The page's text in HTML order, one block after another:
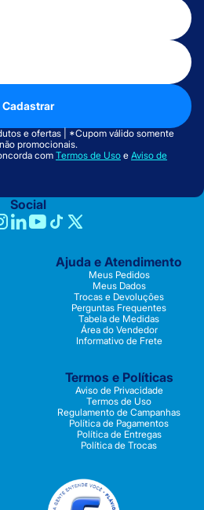
Cadastrar
e ofertas | *Cupom válido somente
promocionais.
com Termos de Uso e Aviso de
Social
Ajuda e Atendimento
Meus Pedidos
Meus Dados
Trocas e Devoluções
Perguntas Frequentes
Tabela de Medidas
Área do Vendedor
Informativo de Frete
Termos e Políticas
Aviso de Privacidade
Termos de Uso
Regulamento de Campanhas
Política de Pagamentos
Política de Entregas
Política de Trocas